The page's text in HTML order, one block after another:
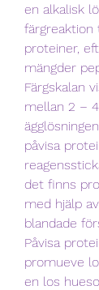
en alkalisk
färgreaktion
proteiner,
mängder
Färgskalan
mellan 2 –
påvisa
det finns
med hjälp
blandade
Påvisa
promueve
en los